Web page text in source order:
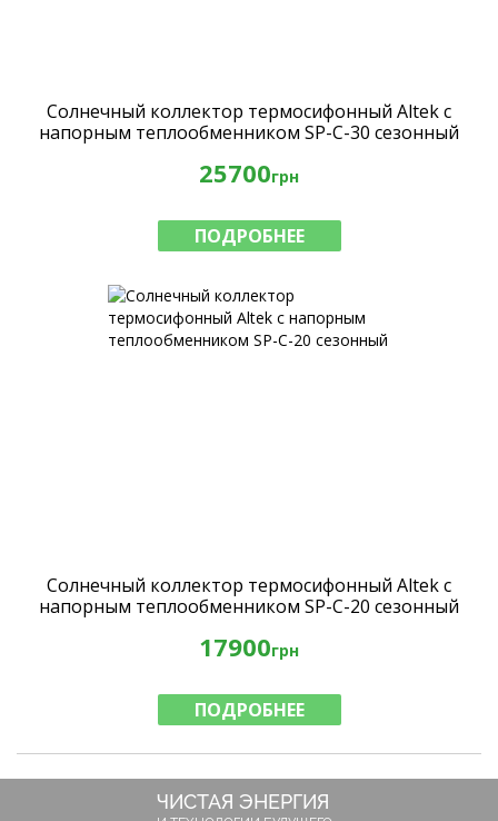
Солнечный коллектор термосифонный Altek с
напорным теплообменником SP-C-30 сезонный
25700грн
ПОДРОБНЕЕ
Солнечный коллектор термосифонный Altek с
напорным теплообменником SP-C-20 сезонный
17900грн
ПОДРОБНЕЕ
ЧИСТАЯ ЭНЕРГИЯ